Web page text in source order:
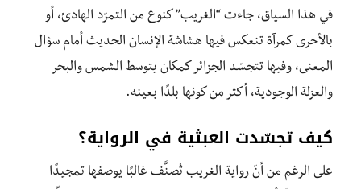
في هذا السياق، جاءت “الغريب” كنوع من التمرّد الهادئ، أو
بالأحرى كمرآة تنعكس فيها هشاشة الإنسان الحديث أمام سؤال
المعنى، وفيها تتجسّد الجزائر كمكان يتوسط الشمس والبحر
والعزلة الوجودية، أكثر من كونها بلدًا بعينه.
كيف تجسّدت العبثية في الرواية؟
على الرغم من أنّ رواية الغريب تُصنَّف غالبًا يوصفها تمجيدًا